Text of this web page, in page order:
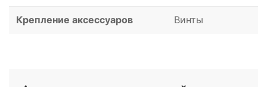
Крепление аксессуаров Винты